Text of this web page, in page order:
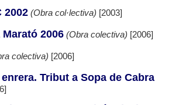
2002 (Obra col·lectiva) [2003]
2006 (Obra colectiva) [2006]
colectiva) [2006]
Tribut a Sopa de Cabra